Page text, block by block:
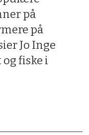
på
på
Jo Inge
fiske i